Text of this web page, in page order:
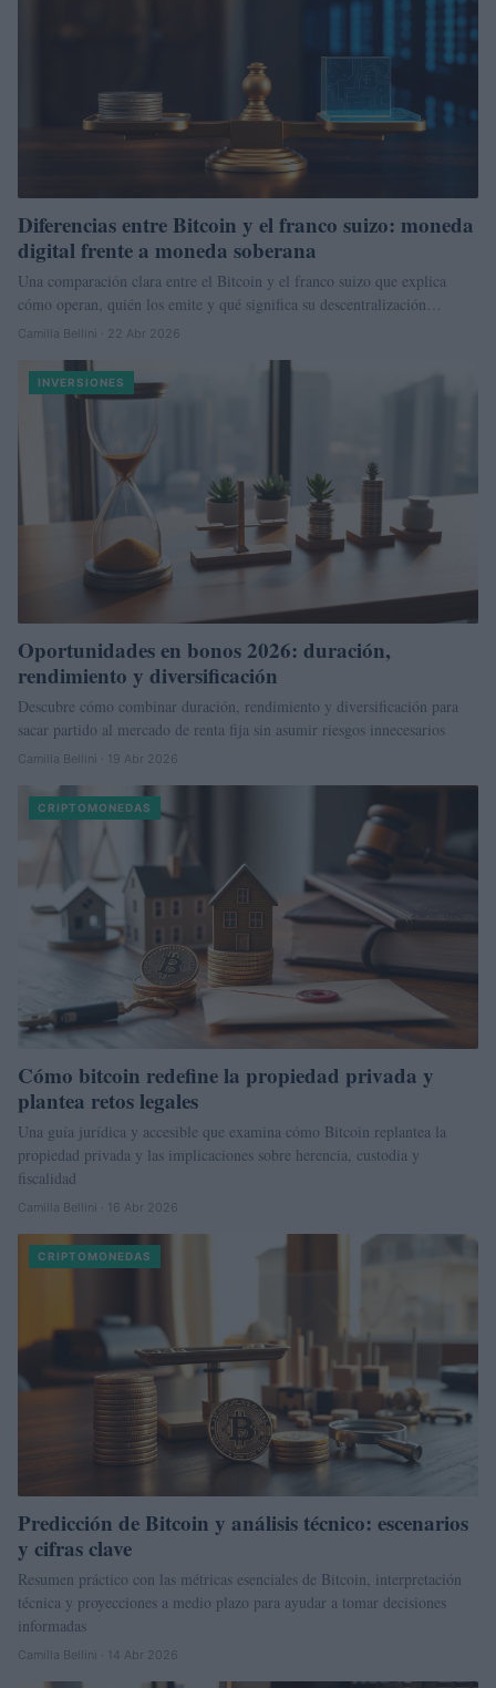
Diferencias entre Bitcoin y el franco suizo: moneda
digital frente a moneda soberana
Una comparación clara entre el Bitcoin y el franco suizo que explica
cómo operan, quién los emite y qué significa su descentralización…
Camilla Bellini · 22 Abr 2026
INVERSIONES
Oportunidades en bonos 2026: duración,
rendimiento y diversificación
Descubre cómo combinar duración, rendimiento y diversificación para
sacar partido al mercado de renta fija sin asumir riesgos innecesarios
Camilla Bellini · 19 Abr 2026
CRIPTOMONEDAS
Cómo bitcoin redefine la propiedad privada y
plantea retos legales
Una guía jurídica y accesible que examina cómo Bitcoin replantea la
propiedad privada y las implicaciones sobre herencia, custodia y
fiscalidad
Camilla Bellini · 16 Abr 2026
CRIPTOMONEDAS
Predicción de Bitcoin y análisis técnico: escenarios
y cifras clave
Resumen práctico con las métricas esenciales de Bitcoin, interpretación
técnica y proyecciones a medio plazo para ayudar a tomar decisiones
informadas
Camilla Bellini · 14 Abr 2026